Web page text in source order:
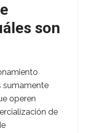
son
sumamente
operen
de